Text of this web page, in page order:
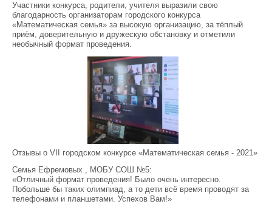
Участники конкурса, родители, учителя выразили свою
благодарность организаторам городского конкурса
«Математическая семья» за высокую организацию, за тёплый
приём, доверительную и дружескую обстановку и отметили
необычный формат проведения.
Отзывы о VII городском конкурсе «Математическая семья - 2021»
Семья Ефремовых , МОБУ СОШ №5:
«Отличный формат проведения! Было очень интересно.
Побольше бы таких олимпиад, а то дети всё время проводят за
телефонами и планшетами. Успехов Вам!»